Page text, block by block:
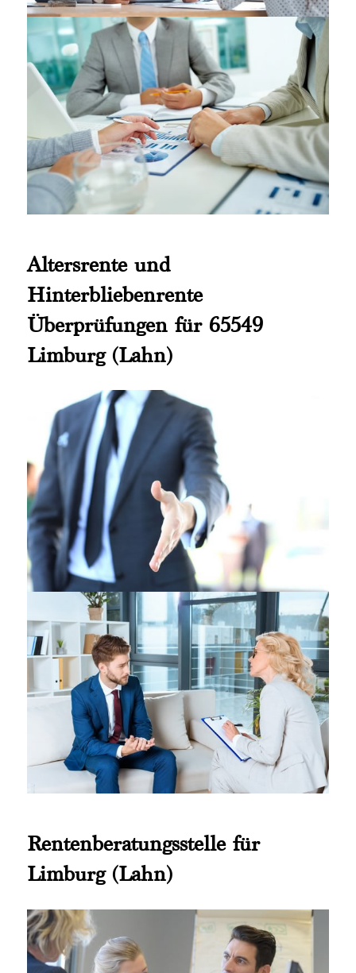
Altersrente und
Hinterbliebenrente
Überprüfungen für 65549
Limburg (Lahn)
Rentenberatungsstelle für
Limburg (Lahn)